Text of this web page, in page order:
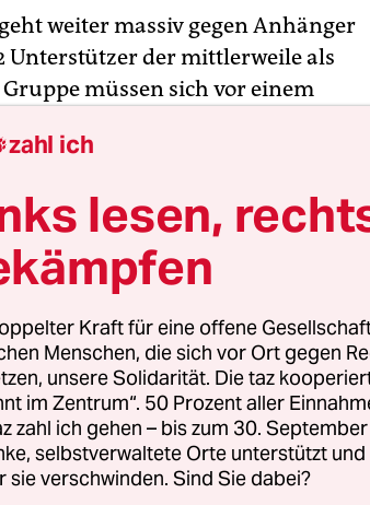
weiter massiv gegen Anhänger
der mittlerweile als
müssen sich vor einem
in der südägyptischen Stadt
erhoben, Regierungsgebäude
haben.
von Kairo gelegenen Provinz
illegalen Protesten und Besitzes
hieß es weiter.
zahl ich
lesen,
Kraft für eine offene
Menschen, die sich vor Ort gegen
unsere Solidarität. Die taz
im Zentrum“. 50 Prozent aller
zahl ich gehen – bis zum 30.
selbstverwaltete Orte unterstützt
sie verschwinden. Sind Sie dabei?